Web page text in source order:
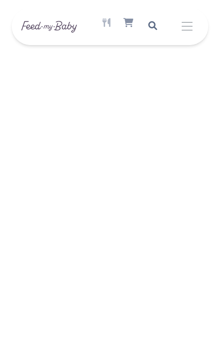
AKTÍV ÉTREND ELÉRHETŐ
SHOPPING CART ITEM COUNT